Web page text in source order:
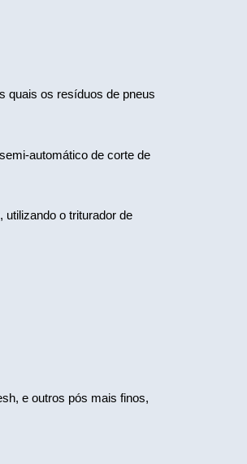
quais os resíduos de pneus
automático de corte de
o triturador de
e outros pós mais finos,